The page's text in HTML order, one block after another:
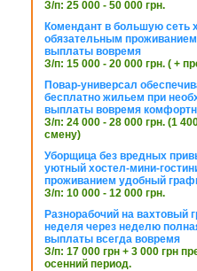
З/п: 25 000 - 50 000 грн.
Комендант в большую сеть
обязательным
выплаты вовремя
З/п: 15 000 - 20 000 грн. ( +
Повар-универсал
бесплатно жильем при
выплаты вовремя
З/п: 24 000 - 28 000 грн. (1
смену)
Уборщица без вредных
уютный хостел-мини-
проживанием удобный
З/п: 10 000 - 12 000 грн.
Разнорабочий на вахтовый
неделя через неделю
выплаты всегда вовремя
З/п: 17 000 грн + 3 000 грн
осенний период.